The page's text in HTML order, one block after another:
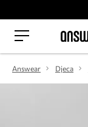
Answear Djeca